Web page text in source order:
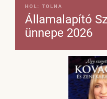
HOL: TOLNA
Államalapító
ünnepe 2026